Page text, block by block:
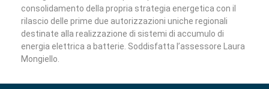
consolidamento della propria strategia energetica con il
rilascio delle prime due autorizzazioni uniche regionali
destinate alla realizzazione di sistemi di accumulo di
energia elettrica a batterie. Soddisfatta l’assessore Laura
Mongiello.